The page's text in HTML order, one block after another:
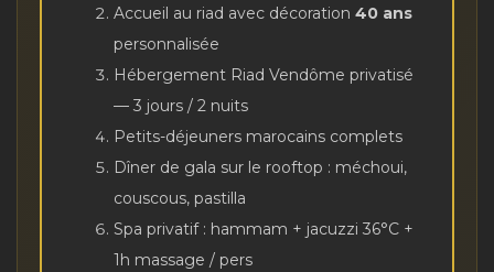
Accueil au riad avec décoration 40 ans
personnalisée
Hébergement Riad Vendôme privatisé
— 3 jours / 2 nuits
Petits-déjeuners marocains complets
Dîner de gala sur le rooftop : méchoui,
couscous, pastilla
Spa privatif : hammam + jacuzzi 36°C +
1h massage / pers